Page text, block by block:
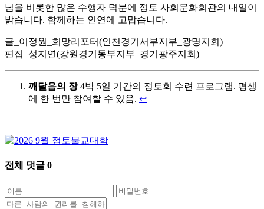
님을 비롯한 많은 수행자 덕분에 정토 사회문화회관의 내일이
밝습니다. 함께하는 인연에 고맙습니다.
글_이정원_희망리포터(인천경기서부지부_광명지회)
편집_성지연(강원경기동부지부_경기광주지회)
깨달음의 장4박 5일 기간의 정토회 수련 프로그램. 평생
에 한 번만 참여할 수 있음. ↩
전체 댓글 0